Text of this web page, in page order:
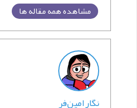
مشاهده همه مقاله ها
نگار امین‌فر